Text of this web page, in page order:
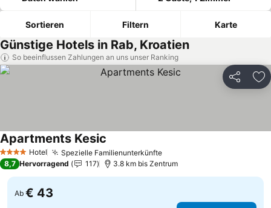
Sortieren Filtern Karte
Günstige Hotels in Rab, Kroatien
So beeinflussen Zahlungen an uns unser Ranking
Teilen
4 Sterne Hotel Spezielle FamilienunterkünftePreise sehen
Apartments Kesic
8,7 Hervorragend 117 3.8 km bis Zentrum
Ab € 43